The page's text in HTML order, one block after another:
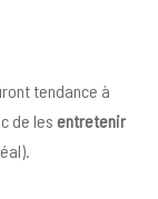
tendance à
de les entretenir